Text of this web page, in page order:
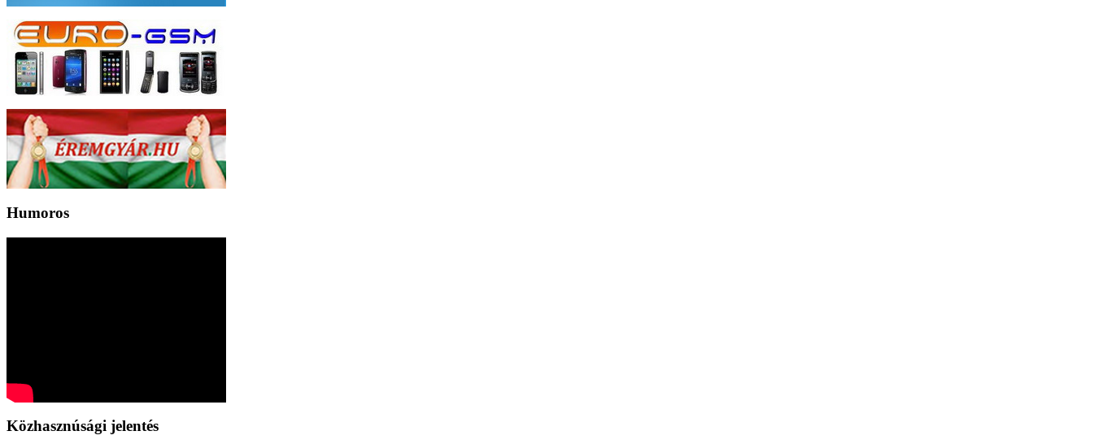
Humoros
Közhasznúsági jelentés